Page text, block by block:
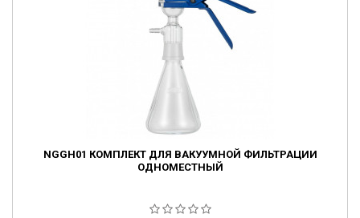
NGGH01 КОМПЛЕКТ ДЛЯ ВАКУУМНОЙ ФИЛЬТРАЦИИ
ОДНОМЕСТНЫЙ